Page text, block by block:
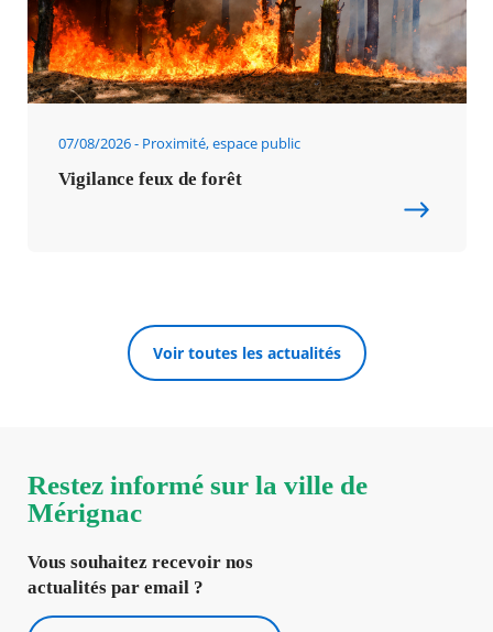
07/08/2026 Proximité, espace public
Vigilance feux de forêt
Voir toutes les actualités
Restez informé sur la ville de
Mérignac
Vous souhaitez recevoir nos
actualités par email ?